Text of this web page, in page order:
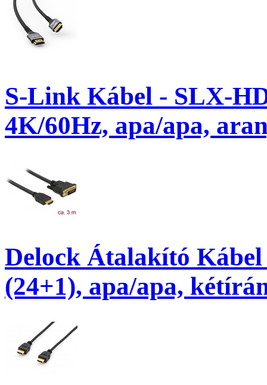
S-Link Kábel - SLX-
4K/60Hz, apa/apa,
Delock Átalakító
(24+1), apa/apa,